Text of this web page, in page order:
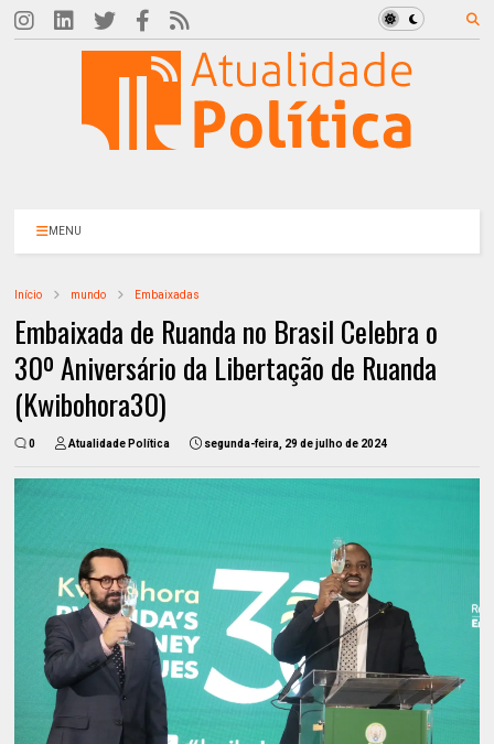
MENU
Início mundo Embaixadas
Embaixada de Ruanda no Brasil Celebra o
30º Aniversário da Libertação de Ruanda
(Kwibohora30)
0 Atualidade Política segunda-feira, 29 de julho de 2024